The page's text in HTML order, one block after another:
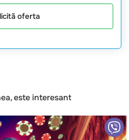
oferta
este interesant